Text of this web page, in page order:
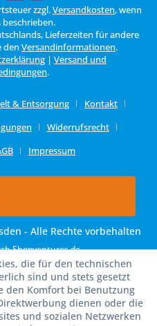
zzgl.Versandkosten, wenn
Lieferzeiten für andere
den Versandinformationen.
| Versand und
.
& Entsorgung
Kontakt
Widerrufsrecht
Impressum
- Alle Rechte vorbehalten
die für den technischen
sind und stets gesetzt
den Komfort bei Benutzung
dienen oder die
und sozialen Netzwerken